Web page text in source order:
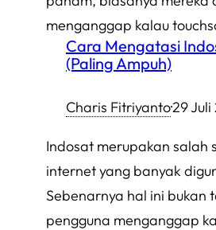
menganggap kalau
Cara Mengatasi
(Paling Ampuh)
Charis Fitriyanto·29
Indosat merupakan salah
internet yang banyak
Sebenarnya hal ini bukan
pengguna menganggap